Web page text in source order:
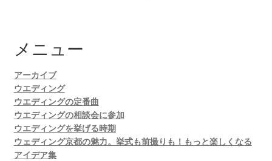
メニュー
アーカイブ
ウエディング
ウエディングの定番曲
ウエディングの相談会に参加
ウエディングを挙げる時期
ウェディング京都の魅力。挙式も前撮りも！もっと楽しくなる
アイデア集